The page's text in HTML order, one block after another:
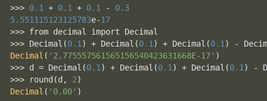
>>> 0.1 + 0.1 + 0.1 - 0.3
5.551115123125783e-17
>>> from decimal import Decimal
>>> Decimal (0.1) + Decimal (0.1) + Decimal (0.1) -
Decimal ( '2.775557561565156540423631668E-17' )
>>> d = Decimal (0.1) + Decimal (0.1) + Decimal (0.1) -
>>>
round (d, 2
Decimal ( '0.00' )